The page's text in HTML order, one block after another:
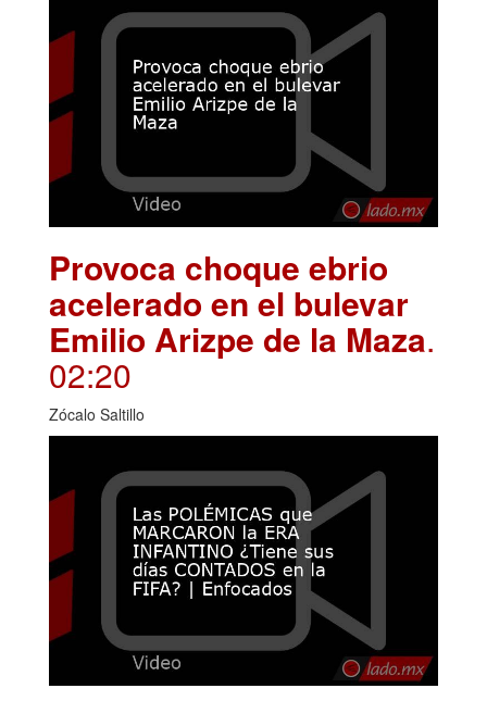
Provoca choque ebrio
acelerado en el bulevar
Emilio Arizpe de la Maza.
02:20
Zócalo Saltillo